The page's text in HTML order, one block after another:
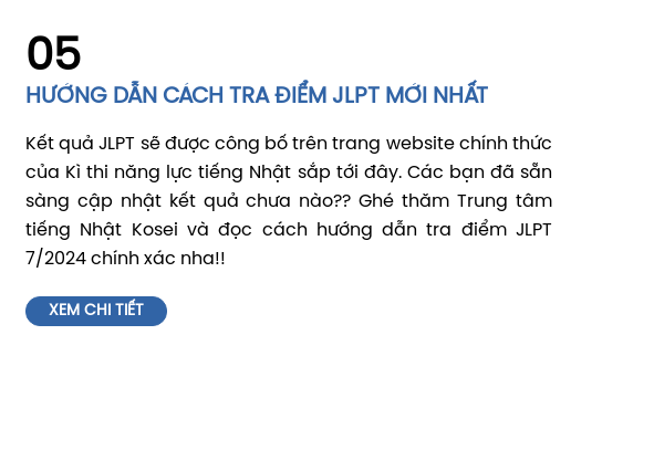
05
HƯỚNG DẪN CÁCH TRA ĐIỂM JLPT MỚI NHẤT
Kết quả JLPT sẽ được công bố trên trang website chính thức
của Kì thi năng lực tiếng Nhật sắp tới đây. Các bạn đã sẵn
sàng cập nhật kết quả chưa nào?? Ghé thăm Trung tâm
tiếng Nhật Kosei và đọc cách hướng dẫn tra điểm JLPT
7/2024 chính xác nha!!
XEM CHI TIẾT